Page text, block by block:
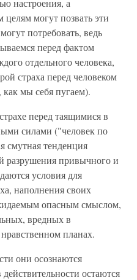
настроения, а
целям могут позвать эти
потребовать, ведь
перед фактом
отдельного человека,
страха перед человеком
мы себя пугаем).
перед таящимися в
силами ("человек по
смутная тенденция
разрушения привычного и
условия для
наполнения своих
опасным смыслом,
вредных в
планах.
они осознаются
остаются